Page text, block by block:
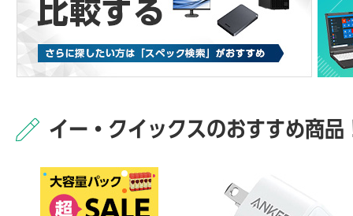
イー・クイックスのおすすめ商品